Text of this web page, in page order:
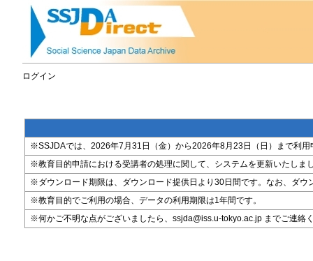
ログイン
※SSJDAでは、2026年7月31日（金）から2026年8月23日（日）まで利
※教育目的申請における受講者の処理に関して、システムを更新いたしま
※ダウンロード期限は、ダウンロード提供日より30日間です。なお、ダ
※教育目的でご利用の場合、データの利用期限は1年間です。
※何かご不明な点がございましたら、ssjda@iss.u-tokyo.ac.jp までご連絡